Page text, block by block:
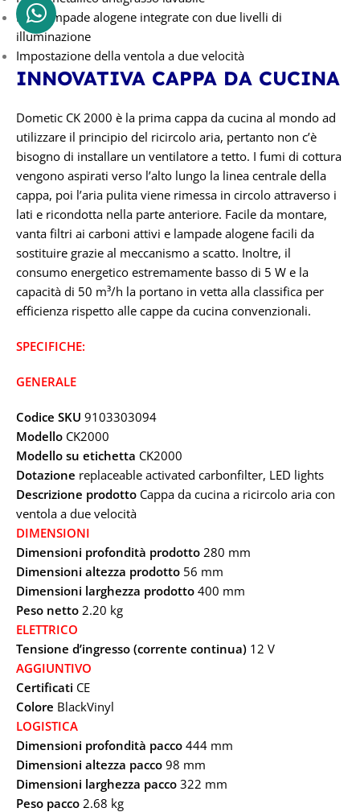
Due lampade alogene integrate con due livelli di
illuminazione
Impostazione della ventola a due velocità
INNOVATIVA CAPPA DA CUCINA
Dometic CK 2000 è la prima cappa da cucina al mondo ad
utilizzare il principio del ricircolo aria, pertanto non c’è
bisogno di installare un ventilatore a tetto. I fumi di cottura
vengono aspirati verso l’alto lungo la linea centrale della
cappa, poi l’aria pulita viene rimessa in circolo attraverso i
lati e ricondotta nella parte anteriore. Facile da montare,
vanta filtri ai carboni attivi e lampade alogene facili da
sostituire grazie al meccanismo a scatto. Inoltre, il
consumo energetico estremamente basso di 5 W e la
capacità di 50 m³/h la portano in vetta alla classifica per
efficienza rispetto alle cappe da cucina convenzionali.
SPECIFICHE:
GENERALE
Codice SKU 9103303094
Modello CK2000
Modello su etichetta CK2000
Dotazione replaceable activated carbonfilter, LED lights
Descrizione prodotto Cappa da cucina a ricircolo aria con
ventola a due velocità
DIMENSIONI
Dimensioni profondità prodotto 280 mm
Dimensioni altezza prodotto 56 mm
Dimensioni larghezza prodotto 400 mm
Peso netto 2.20 kg
ELETTRICO
Tensione d’ingresso (corrente continua) 12 V
AGGIUNTIVO
Certificati CE
Colore BlackVinyl
LOGISTICA
Dimensioni profondità pacco 444 mm
Dimensioni altezza pacco 98 mm
Dimensioni larghezza pacco 322 mm
Peso pacco 2.68 kg